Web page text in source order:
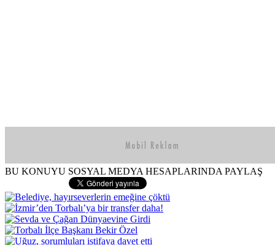
BU KONUYU SOSYAL MEDYA HESAPLARINDA PAYLAŞ